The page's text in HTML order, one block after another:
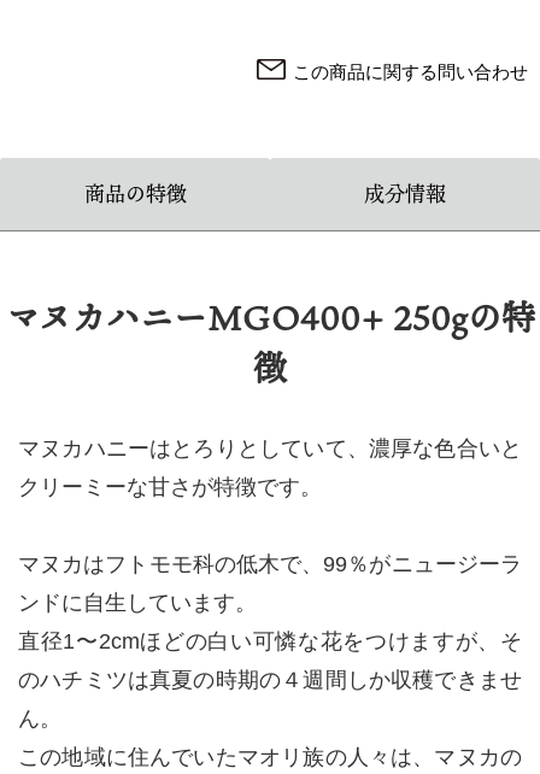
この商品に関する問い合わせ
商品の特徴 成分情報
マヌカハニーMGO400+ 250gの特
徴
マヌカハニーはとろりとしていて、濃厚な色合いと
クリーミーな甘さが特徴です。
マヌカはフトモモ科の低木で、99％がニュージーラ
ンドに自生しています。
直径1〜2cmほどの白い可憐な花をつけますが、そ
のハチミツは真夏の時期の４週間しか収穫できませ
ん。
この地域に住んでいたマオリ族の人々は、マヌカの